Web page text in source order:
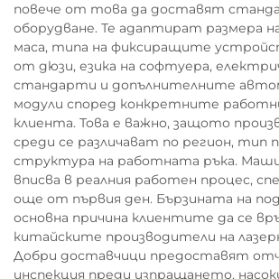
повече от това да доставят
оборудване. Те адаптират размера
маса, типа на фиксиращите
от дюзи, езика на софтуера,
стандарти и допълнителните
модули според конкретните
клиента. Това е важно, защото
среди се различават по регион, тип
структура на работната ръка.
вписва в реалния работен процес,
още от първия ден. Бързината на
основна причина клиентите да се
китайските производители на
Добри доставчици предоставят
инспекция преди изпращането,